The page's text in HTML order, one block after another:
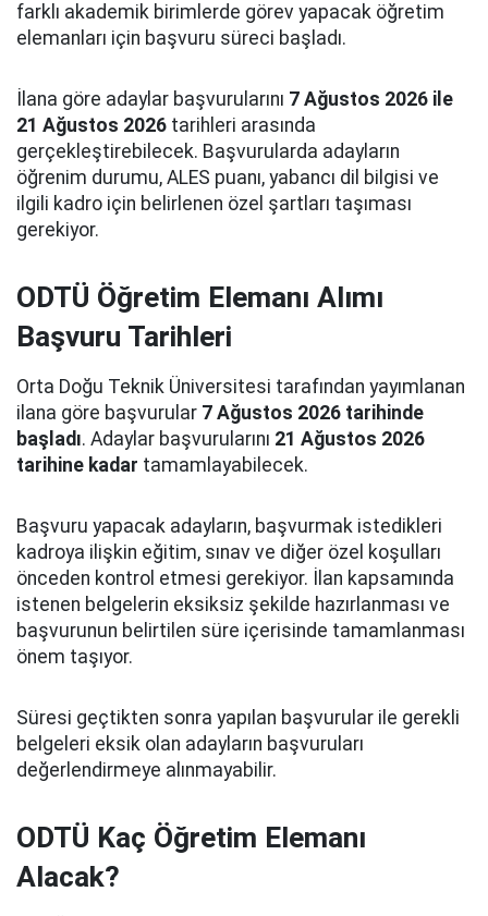
farklı akademik birimlerde görev yapacak öğretim
elemanları için başvuru süreci başladı.
İlana göre adaylar başvurularını 7 Ağustos 2026 ile
21 Ağustos 2026 tarihleri arasında
gerçekleştirebilecek. Başvurularda adayların
öğrenim durumu, ALES puanı, yabancı dil bilgisi ve
ilgili kadro için belirlenen özel şartları taşıması
gerekiyor.
ODTÜ Öğretim Elemanı Alımı
Başvuru Tarihleri
Orta Doğu Teknik Üniversitesi tarafından yayımlanan
ilana göre başvurular 7 Ağustos 2026 tarihinde
başladı. Adaylar başvurularını 21 Ağustos 2026
tarihine kadar tamamlayabilecek.
Başvuru yapacak adayların, başvurmak istedikleri
kadroya ilişkin eğitim, sınav ve diğer özel koşulları
önceden kontrol etmesi gerekiyor. İlan kapsamında
istenen belgelerin eksiksiz şekilde hazırlanması ve
başvurunun belirtilen süre içerisinde tamamlanması
önem taşıyor.
Süresi geçtikten sonra yapılan başvurular ile gerekli
belgeleri eksik olan adayların başvuruları
değerlendirmeye alınmayabilir.
ODTÜ Kaç Öğretim Elemanı
Alacak?